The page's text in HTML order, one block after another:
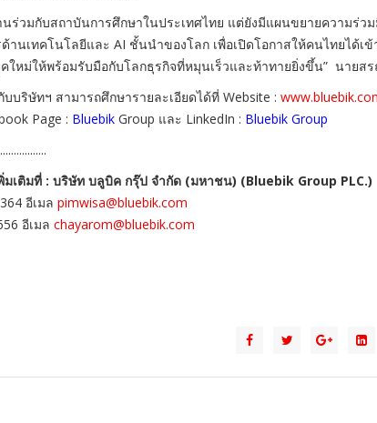
วมกับสถาบันการศึกษาในประเทศไทย แต่ยังมีแผนขยายความร่ว
นเทคโนโลยีและ AI ชั้นนำของโลก เพื่อเปิดโอกาสให้คนไทยได้เ
ใหม่ให้พร้อมรับมือกับโลกธุรกิจที่หมุนเร็วและท้าทายยิ่งขึ้น” นายส
บบริษัทฯ สามารถศึกษารายละเอียดได้ที่ Website :
Page : Bluebik Group และ LinkedIn : Bluebik Group
มเติมที่ : บริษัท บลูบิค กรุ๊ป จำกัด (มหาชน) (Bluebik Group PLC.)
อีเมล pimwisa@bluebik.com
อีเมล chayarom@bluebik.com